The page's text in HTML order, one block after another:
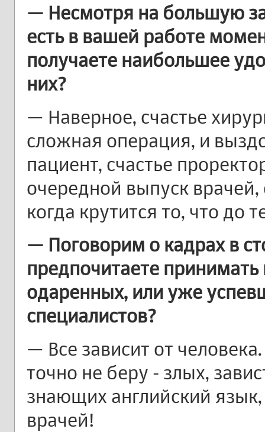
— Несмотря на большую
есть в вашей работе
получаете наибольшее
них?
— Наверное, счастье
сложная операция, и
пациент, счастье
очередной выпуск врачей,
когда крутится то, что до
— Поговорим о кадрах в
предпочитаете
одаренных, или уже
специалистов?
— Все зависит от
точно не беру - злых,
знающих английский
врачей!